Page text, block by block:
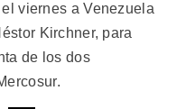
viernes a Venezuela
Kirchner, para
de los dos